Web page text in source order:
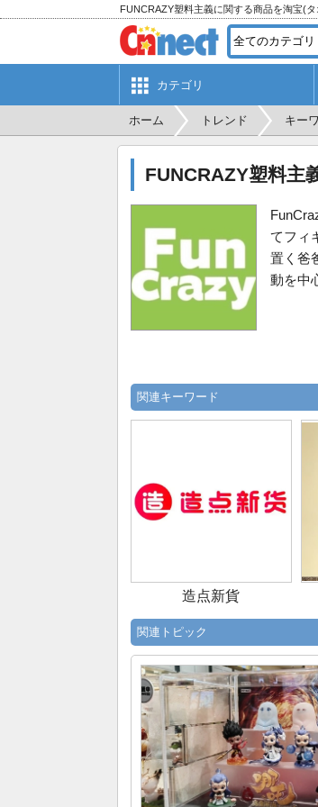
FUNCRAZY塑料主義に関する商品を淘宝(
カテゴリ
ホーム トレンド キー
FUNCRAZY塑料主
てフィ
置く爸
動を中
関連キーワード
造点新貨
関連トピック